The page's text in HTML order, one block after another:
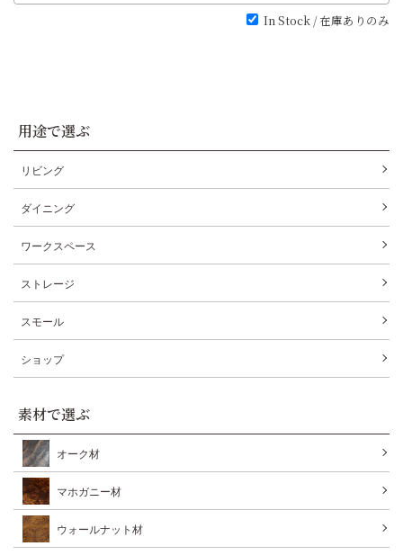
In Stock / 在庫ありのみ
用途で選ぶ
リビング
ダイニング
ワークスペース
ストレージ
スモール
ショップ
素材で選ぶ
オーク材
マホガニー材
ウォールナット材